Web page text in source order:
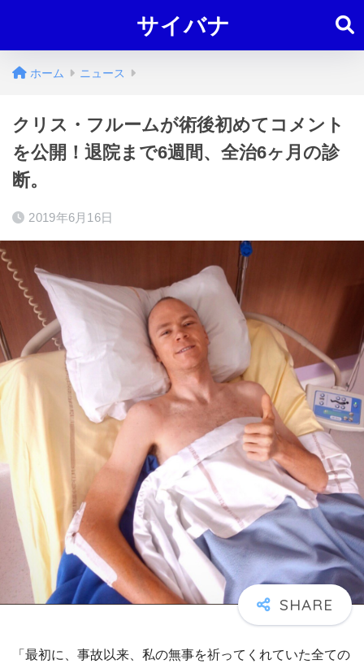
サイバナ
ホーム ニュース
クリス・フルームが術後初めてコメント
を公開！退院まで6週間、全治6ヶ月の診
断。
2019年6月16日
「最初に、事故以来、私の無事を祈ってくれていた全ての